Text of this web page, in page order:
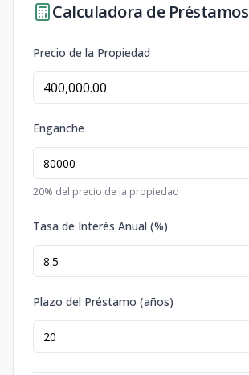
Calculadora de Préstamos
Precio de la Propiedad
Enganche
20% del precio de la propiedad
Tasa de Interés Anual (%)
Plazo del Préstamo (años)